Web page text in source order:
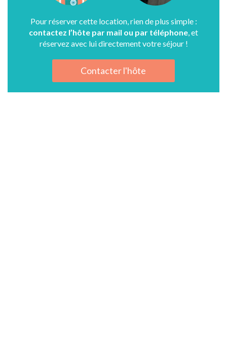
Pour réserver cette location, rien de plus simple :
contactez l’hôte par mail ou par téléphone , et
réservez avec lui directement votre séjour !
Contacter l'hôte